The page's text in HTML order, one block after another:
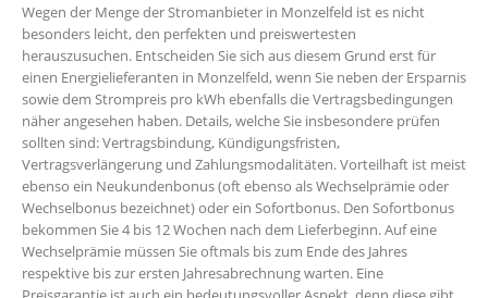
Wegen der Menge der Stromanbieter in Monzelfeld ist es nicht
besonders leicht, den perfekten und preiswertesten
herauszusuchen. Entscheiden Sie sich aus diesem Grund erst für
einen Energielieferanten in Monzelfeld, wenn Sie neben der Ersparnis
sowie dem Strompreis pro kWh ebenfalls die Vertragsbedingungen
näher angesehen haben. Details, welche Sie insbesondere prüfen
sollten sind: Vertragsbindung, Kündigungsfristen,
Vertragsverlängerung und Zahlungsmodalitäten. Vorteilhaft ist meist
ebenso ein Neukundenbonus (oft ebenso als Wechselprämie oder
Wechselbonus bezeichnet) oder ein Sofortbonus. Den Sofortbonus
bekommen Sie 4 bis 12 Wochen nach dem Lieferbeginn. Auf eine
Wechselprämie müssen Sie oftmals bis zum Ende des Jahres
respektive bis zur ersten Jahresabrechnung warten. Eine